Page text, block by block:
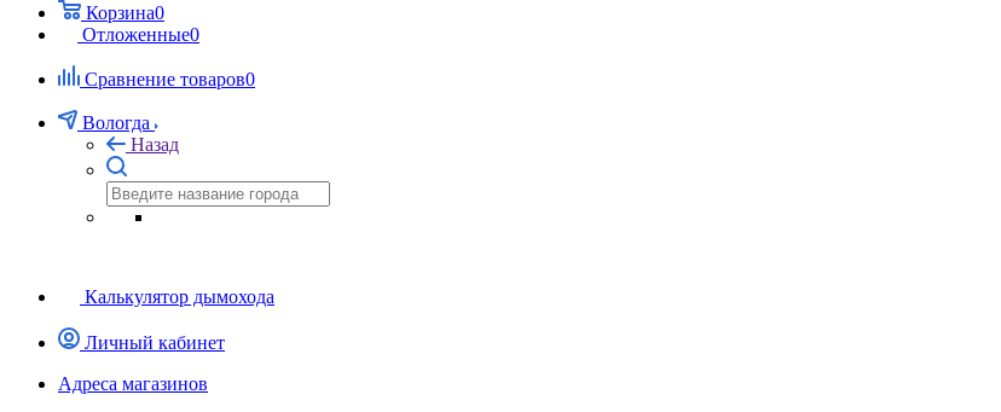
Корзина0
Отложенные0
Сравнение товаров0
Вологда
Назад
Калькулятор дымохода
Личный кабинет
Адреса магазинов